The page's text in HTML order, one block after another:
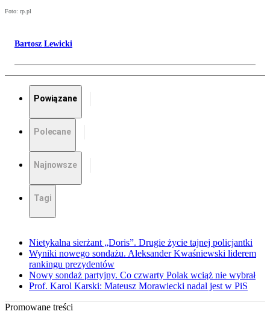
Foto: rp.pl
Bartosz Lewicki
Powiązane
Polecane
Najnowsze
Tagi
Nietykalna sierżant „Doris”. Drugie życie tajnej policjantki
Wyniki nowego sondażu. Aleksander Kwaśniewski liderem
rankingu prezydentów
Nowy sondaż partyjny. Co czwarty Polak wciąż nie wybrał
Prof. Karol Karski: Mateusz Morawiecki nadal jest w PiS
Promowane treści